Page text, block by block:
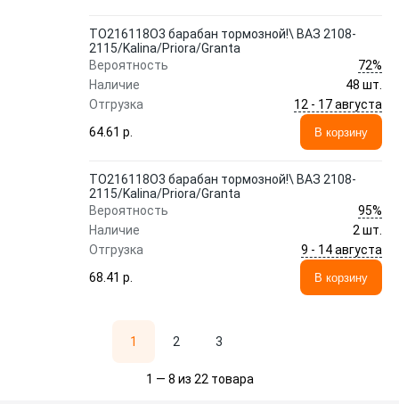
TO216118O3 барабан тормозной!\ ВАЗ 2108-
2115/Kalina/Priora/Granta
Вероятность
72%
Наличие
48 шт.
Отгрузка
12 - 17 августа
64.61 p.
В корзину
TO216118O3 барабан тормозной!\ ВАЗ 2108-
2115/Kalina/Priora/Granta
Вероятность
95%
Наличие
2 шт.
Отгрузка
9 - 14 августа
68.41 p.
В корзину
1 2 3
1 — 8 из 22 товара